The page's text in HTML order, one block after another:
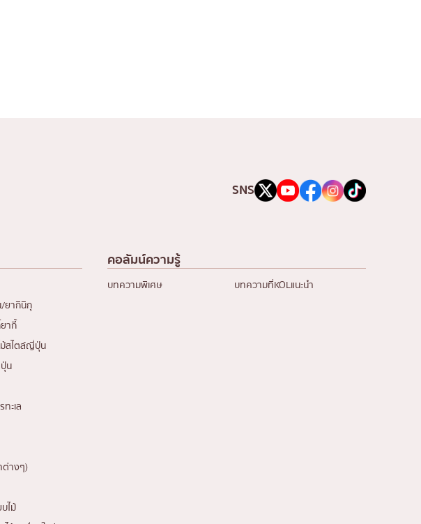
SNS
ยากินิกุ
ากี้
ม้สไตล์ญี่ปุ่น
น
ะเล
ต่างๆ)
ไม้
คอลัมน์ความรู้
บทความพิเศษ บทความที่KOLแนะนำ